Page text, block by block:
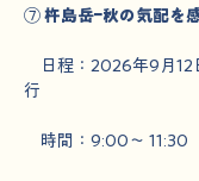
⑦ 杵島岳ｰ秋の気配を
日程：2026年9月12
行
時間：9:00～ 11:30